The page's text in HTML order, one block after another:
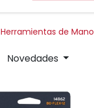
Herramientas de Mano
Novedades